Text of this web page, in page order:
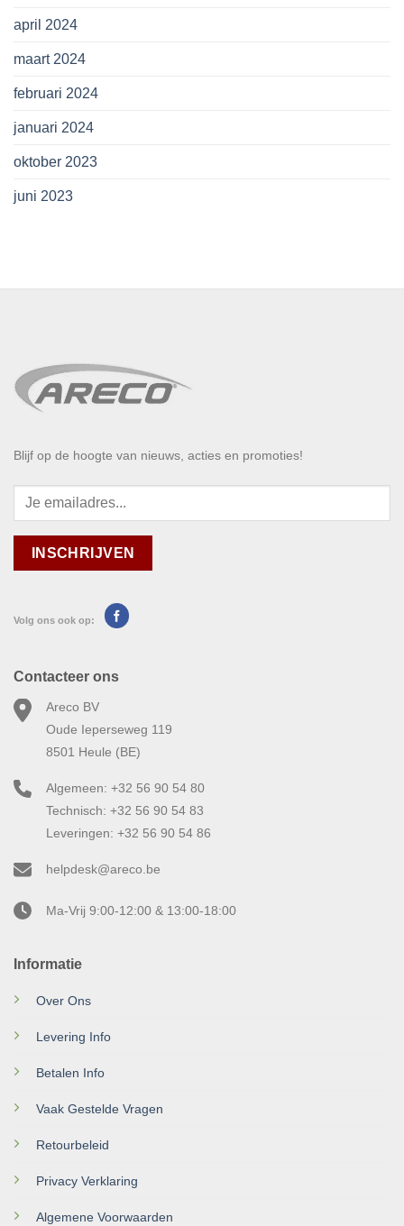
april 2024
maart 2024
februari 2024
januari 2024
oktober 2023
juni 2023
Blijf op de hoogte van nieuws, acties en promoties!
Volg ons ook op:
Informatie
Over Ons
Levering Info
Betalen Info
Vaak Gestelde Vragen
Retourbeleid
Privacy Verklaring
Algemene Voorwaarden
Contacteer ons
Areco BV
Oude Ieperseweg 119
8501 Heule (BE)
Algemeen: +32 56 90 54 80
Technisch: +32 56 90 54 83
Leveringen: +32 56 90 54 86
helpdesk@areco.be
Ma-Vrij 9:00-12:00 & 13:00-18:00